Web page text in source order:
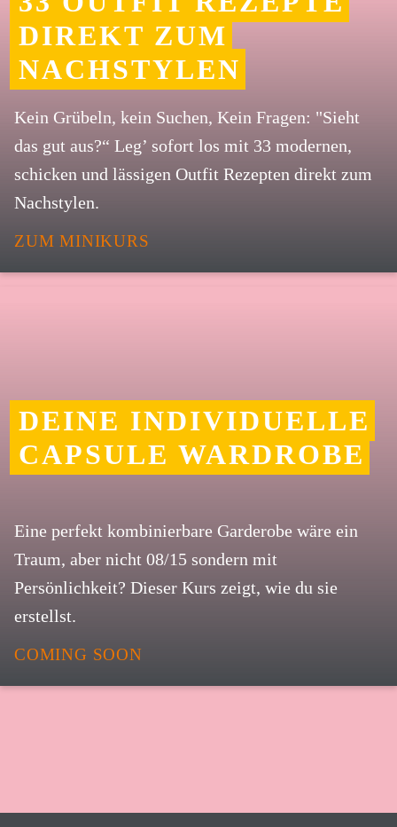
DIREKT ZUM
NACHSTYLEN
Kein Grübeln, kein Suchen, Kein Fragen: "Sieht
das gut aus?“ Leg’ sofort los mit 33 modernen,
schicken und lässigen Outfit Rezepten direkt zum
Nachstylen.
ZUM MINIKURS
DEINE INDIVIDUELLE
CAPSULE WARDROBE
Eine perfekt kombinierbare Garderobe wäre ein
Traum, aber nicht 08/15 sondern mit
Persönlichkeit? Dieser Kurs zeigt, wie du sie
erstellst.
COMING SOON